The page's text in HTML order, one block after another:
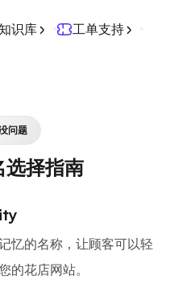
识库
工单支持
问题
择指南
忆的名称，让顾客可以轻
的花店网站。